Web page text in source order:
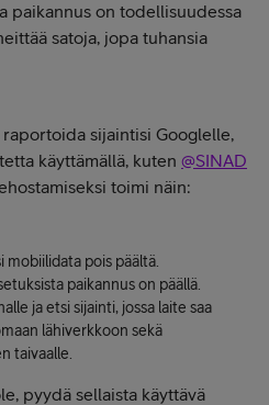
paikannus on todellisuudessa
satoja, jopa tuhansia
sijaintisi Googlelle,
käyttämällä, kuten @SINAD
toimi näin:
pois päältä.
paikannus on päällä.
ja etsi sijainti, jossa laite saa
lähiverkkoon sekä
taivaalle.
pyydä sellaista käyttävä